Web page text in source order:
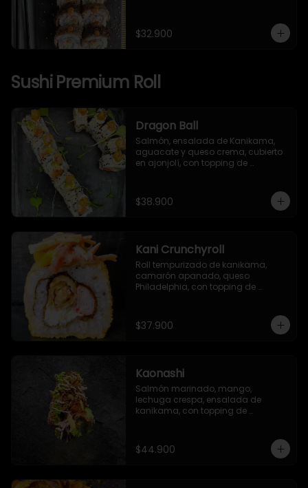
$32.900
Sushi Premium Roll
Dragon Ball
Salmón, ensalada de Kanikama,
aguacate y queso crema, cubierto
en ajonjolí, con topping de
$38.900
Kani Crunchyroll
Roll tempurizado de kanikama,
camarón apanado, queso
Philadelphia, con topping de
chef
$37.900
Kaonashi
Salmón marinado, mango,
lechuga crespa, ensalada de
kanikama, con topping de
$44.900